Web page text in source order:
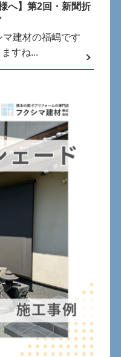
へ】第2回・新聞折
建材の福嶋です
すね...